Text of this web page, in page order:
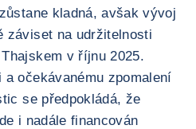
kladná, avšak vývoj
záviset na udržitelnosti
v říjnu 2025.
očekávanému zpomalení
se předpokládá, že
i nadále financován